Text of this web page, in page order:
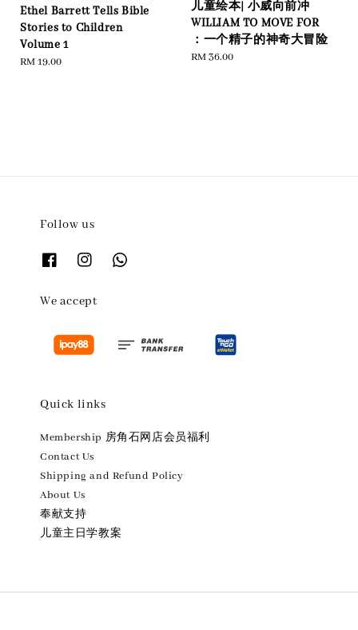
Ethel Barrett Tells Bible
Stories to Children
Volume 1
Regular
RM 19.00
儿童绘本| 小威向前冲
WILLIAM TO MOVE FOR
：一个精子的神奇大冒险
Regular
RM 36.00
Follow us
We accept
Quick links
Membership 房角石网店会员福利
Contact Us
Shipping and Refund Policy
About Us
奉献支持
儿童主日学教案